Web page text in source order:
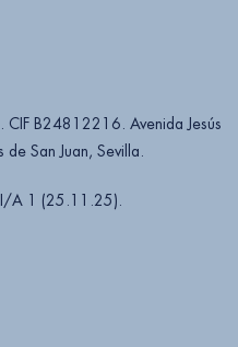
CIF B24812216. Avenida Jesús
San Juan, Sevilla.
I/A 1 (25.11.25).